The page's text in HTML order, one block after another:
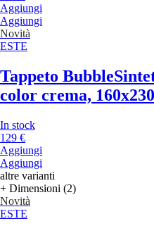
Aggiungi
Aggiungi
Novità
ESTE
Tappeto Bubble
color crema,
In stock
129 €
Aggiungi
Aggiungi
altre varianti
+ Dimensioni (2)
Novità
ESTE